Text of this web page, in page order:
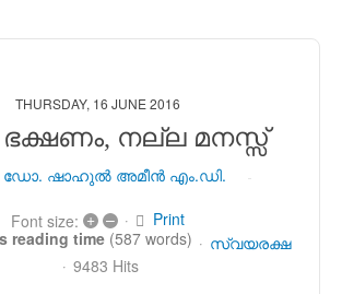
THURSDAY, 16 JUNE 2016
നല്ല മനസ്സ്
ഡോ. ഷാഹുല്‍ അമീന്‍ എം.ഡി.
Font size: + –
Print
reading time (587 words)
സ്വയരക്ഷ
9483 Hits